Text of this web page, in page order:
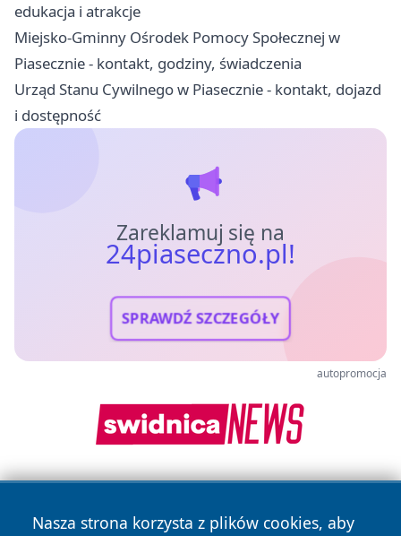
edukacja i atrakcje
Miejsko-Gminny Ośrodek Pomocy Społecznej w
Piasecznie - kontakt, godziny, świadczenia
Urząd Stanu Cywilnego w Piasecznie - kontakt, dojazd
i dostępność
Zareklamuj się na
24piaseczno.pl!
SPRAWDŹ SZCZEGÓŁY
autopromocja
Nasza strona korzysta z plików cookies, aby